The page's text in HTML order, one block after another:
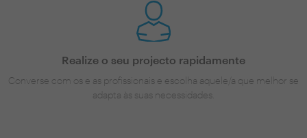
Realize o seu projecto rapidamente
Converse com os e as profissionais e escolha aquele/a que melhor se
adapta às suas necessidades.